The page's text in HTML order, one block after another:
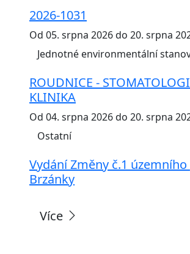
2026-1031
Od 05. srpna 2026 do 20. srpna
Jednotné environmentální
ROUDNICE -
KLINIKA
Od 04. srpna 2026 do 20. srpna
Ostatní
Vydání Změny č.1
Brzánky
Více